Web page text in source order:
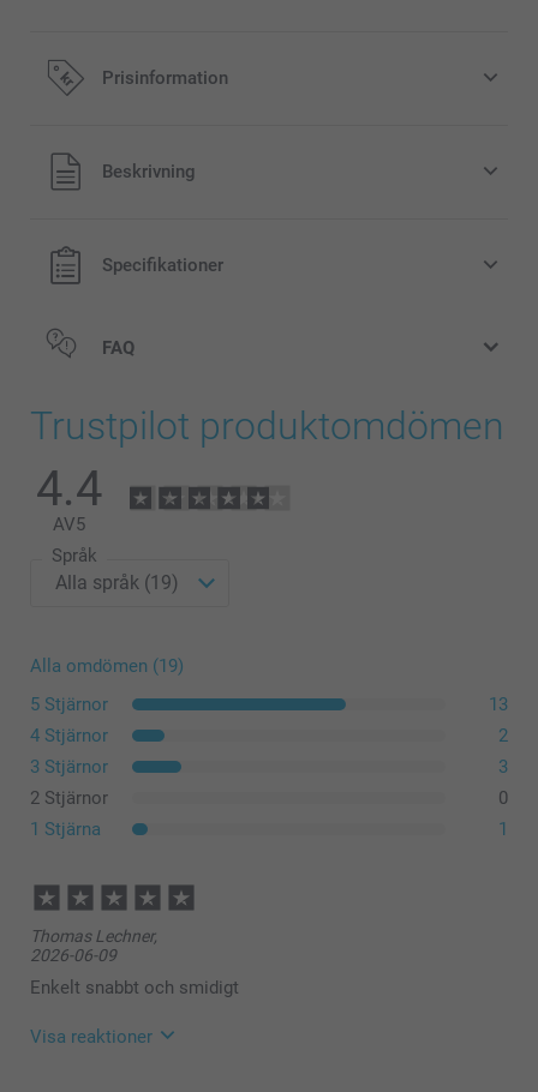
Prisinformation
Alla priser är i svenska kronor (SEK), inklusive moms och
exklusive porto.
Beskrivning
Specifikationer
FAQ
Trustpilot produktomdömen
4.4
AV5
Språk
Alla omdömen (19)
5 Stjärnor
13
4 Stjärnor
2
3 Stjärnor
3
2 Stjärnor
0
1 Stjärna
1
Thomas Lechner,
2026-06-09
Enkelt snabbt och smidigt
Visa reaktioner